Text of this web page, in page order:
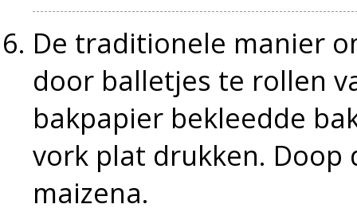
De traditionele manier
door balletjes te rollen
bakpapier bekleedde
vork plat drukken.
maizena.